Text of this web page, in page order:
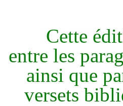
Cette
entre les
ainsi que
versets